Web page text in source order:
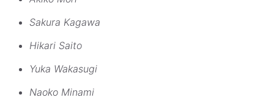
Sakura Kagawa
Hikari Saito
Yuka Wakasugi
Naoko Minami